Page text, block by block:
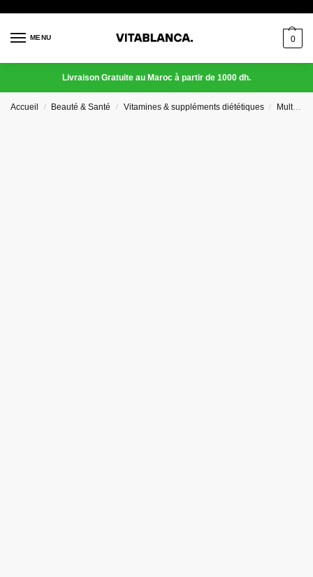
MENU 0
Livraison Gratuite au Maroc à partir de 1000 dh.
Accueil / Beauté & Santé / Vitamines & suppléments diététiques / Multi-vitamines